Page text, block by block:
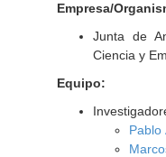
Empresa/
Junta de
Ciencia y
Equipo:
Pablo